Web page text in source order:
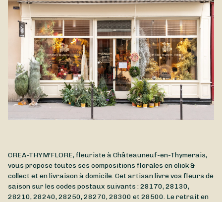
fleurs fraîches aux couleurs douces et joyeuses, ce bouquet
est une attention délicate qui illuminera sa journée. Parfait
pour exprimer à votre papi tout votre amour, le Bouquet Fête
des Grands-Pères est disponible à la livraison à Châteauneuf-
en-Thymerais et proximité.
CREA-THYM'FLORE, fleuriste à Châteauneuf-en-Thymerais,
vous propose toutes ses compositions florales en click &
collect et en livraison à domicile. Cet artisan livre vos fleurs de
saison sur les codes postaux suivants : 28170, 28130,
28210, 28240, 28250, 28270, 28300 et 28500. Le retrait en